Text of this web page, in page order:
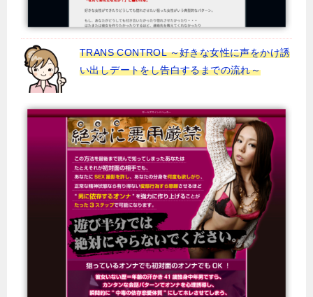
TRANS CONTROL ～好きな女性に声をかけ誘
い出しデートをし告白するまでの流れ～